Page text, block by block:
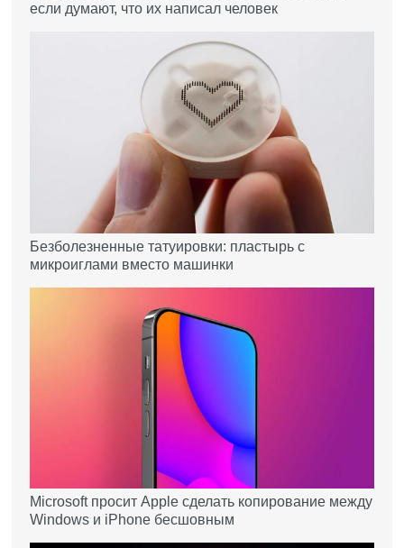
если думают, что их написал человек
Безболезненные татуировки: пластырь с
микроиглами вместо машинки
Microsoft просит Apple сделать копирование между
Windows и iPhone бесшовным